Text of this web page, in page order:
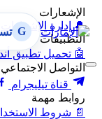
الإشعارات
🔔 إدارة الإشعارات
التطبيقات
🤖 تحميل تطبيق
التواصل
قناة تيليجرام
روابط مهمة
📄 شروط
G